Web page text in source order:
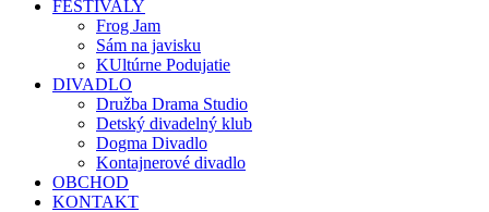
FESTIVALY
Frog Jam
Sám na javisku
KUltúrne Podujatie
DIVADLO
Družba Drama Studio
Detský divadelný klub
Dogma Divadlo
Kontajnerové divadlo
OBCHOD
KONTAKT